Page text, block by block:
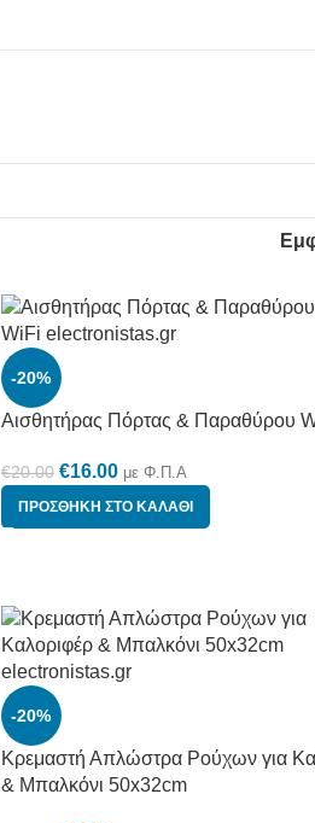
-20%
Αισθητήρας Πόρτας & Παραθύρου
€20.00 €16.00 με Φ.Π.Α
ΠΡΟΣΘΉΚΗ ΣΤΟ ΚΑΛΆΘΙ
-20%
Κρεμαστή Απλώστρα Ρούχων για
& Μπαλκόνι 50x32cm